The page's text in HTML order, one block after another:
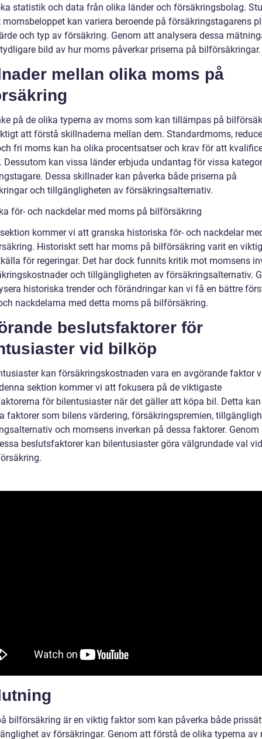
statistik och data från olika länder och försäkringsbolag.
kan variera beroende på försäkringstagarens
och typ av försäkring. Genom att analysera dessa
bild av hur moms påverkar priserna på bilförsäkringar.
mellan olika moms på
på de olika typerna av moms som kan tillämpas på
att förstå skillnaderna mellan dem. Standardmoms,
fri moms kan ha olika procentsatser och krav för att
Dessutom kan vissa länder erbjuda undantag för vissa
Dessa skillnader kan påverka både priserna på
och tillgängligheten av försäkringsalternativ.
för- och nackdelar med moms på bilförsäkring
kommer vi att granska historiska för- och nackdelar
Historiskt sett har moms på bilförsäkring varit en viktig
för regeringar. Det har dock funnits kritik mot momsens
och tillgängligheten av försäkringsalternativ.
historiska trender och förändringar kan vi få en bättre
nackdelarna med detta moms på bilförsäkring.
beslutsfaktorer för
vid bilköp
kan försäkringskostnaden vara en avgörande faktor
sektion kommer vi att fokusera på de viktigaste
för bilentusiaster när det gäller att köpa bil. Detta kan
faktorer som bilens värdering, försäkringspremien,
och momsens inverkan på dessa faktorer. Genom
beslutsfaktorer kan bilentusiaster göra välgrundade val
bilförsäkring är en viktig faktor som kan påverka både
av försäkringar. Genom att förstå de olika typerna av